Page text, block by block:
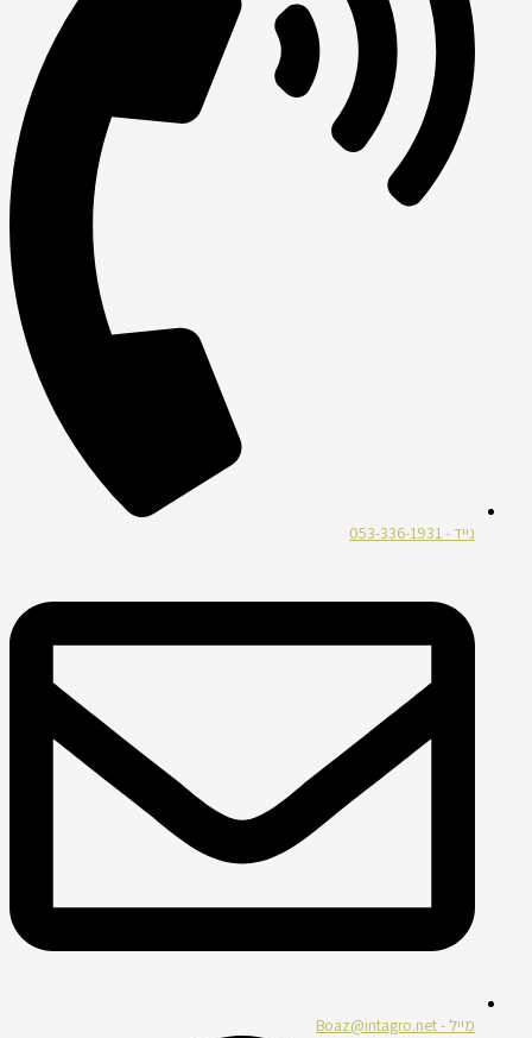
נייד - 053-336-1931
מייל - Boaz@intagro.net